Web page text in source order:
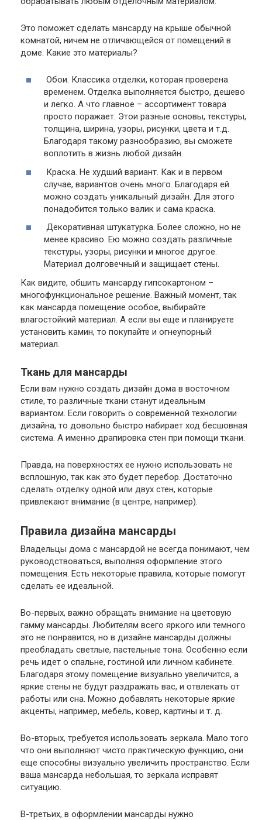
Это поможет сделать мансарду на крыше обычной
комнатой, ничем не отличающейся от помещений в
доме. Какие это материалы?
Обои. Классика отделки, которая проверена
временем. Отделка выполняется быстро, дешево
и легко. А что главное – ассортимент товара
просто поражает. Этои разные основы, текстуры,
толщина, ширина, узоры, рисунки, цвета и т.д.
Благодаря такому разнообразию, вы сможете
воплотить в жизнь любой дизайн.
Краска. Не худший вариант. Как и в первом
случае, вариантов очень много. Благодаря ей
можно создать уникальный дизайн. Для этого
понадобится только валик и сама краска.
Декоративная штукатурка. Более сложно, но не
менее красиво. Ею можно создать различные
текстуры, узоры, рисунки и многое другое.
Материал долговечный и защищает стены.
Как видите, обшить мансарду гипсокартоном –
многофункциональное решение. Важный момент, так
как мансарда помещение особое, выбирайте
влагостойкий материал. А если вы еще и планируете
установить камин, то покупайте и огнеупорный
материал.
Ткань для мансарды
Если вам нужно создать дизайн дома в восточном
стиле, то различные ткани станут идеальным
вариантом. Если говорить о современной технологии
дизайна, то довольно быстро набирает ход бесшовная
система. А именно драпировка стен при помощи ткани.
Правда, на поверхностях ее нужно использовать не
всплошную, так как это будет перебор. Достаточно
сделать отделку одной или двух стен, которые
привлекают внимание (в центре, например).
Правила дизайна мансарды
Владельцы дома с мансардой не всегда понимают, чем
руководствоваться, выполняя оформление этого
помещения. Есть некоторые правила, которые помогут
сделать ее идеальной.
Во-первых, важно обращать внимание на цветовую
гамму мансарды. Любителям всего яркого или темного
это не понравится, но в дизайне мансарды должны
преобладать светлые, пастельные тона. Особенно если
речь идет о спальне, гостиной или личном кабинете.
Благодаря этому помещение визуально увеличится, а
яркие стены не будут раздражать вас, и отвлекать от
работы или сна. Можно добавлять некоторые яркие
акценты, например, мебель, ковер, картины и т. д.
Во-вторых, требуется использовать зеркала. Мало того
что они выполняют чисто практическую функцию, они
еще способны визуально увеличить пространство. Если
ваша мансарда небольшая, то зеркала исправят
ситуацию.
В-третьих, в оформлении мансарды нужно